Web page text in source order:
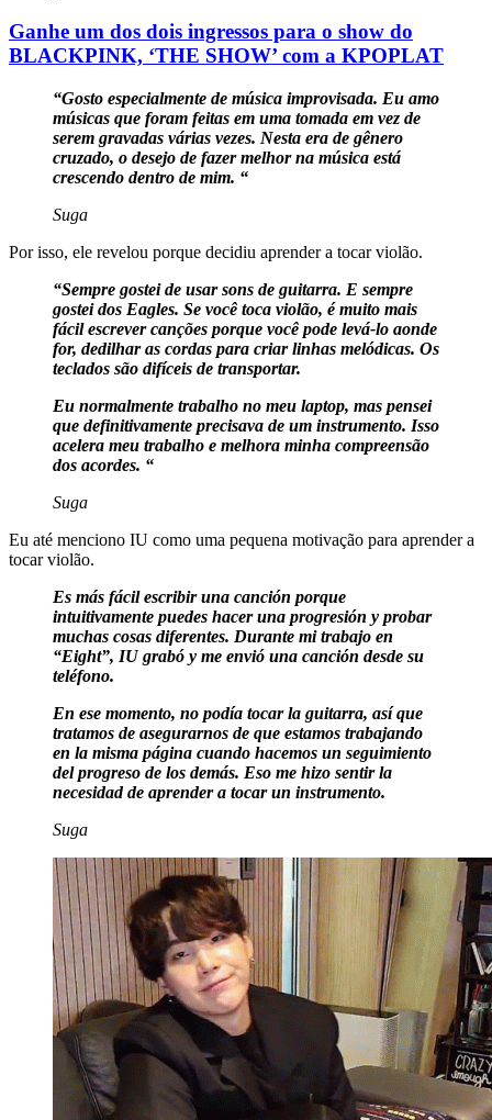
Ganhe um dos dois ingressos para o show do
BLACKPINK, ‘THE SHOW’ com a KPOPLAT
“Gosto especialmente de música improvisada. Eu amo
músicas que foram feitas em uma tomada em vez de
serem gravadas várias vezes. Nesta era de gênero
cruzado, o desejo de fazer melhor na música está
crescendo dentro de mim. “
Suga
Por isso, ele revelou porque decidiu aprender a tocar violão.
“Sempre gostei de usar sons de guitarra. E sempre
gostei dos Eagles. Se você toca violão, é muito mais
fácil escrever canções porque você pode levá-lo aonde
for, dedilhar as cordas para criar linhas melódicas. Os
teclados são difíceis de transportar.
Eu normalmente trabalho no meu laptop, mas pensei
que definitivamente precisava de um instrumento. Isso
acelera meu trabalho e melhora minha compreensão
dos acordes. “
Suga
Eu até menciono IU como uma pequena motivação para aprender a
tocar violão.
Es más fácil escribir una canción porque
intuitivamente puedes hacer una progresión y probar
muchas cosas diferentes. Durante mi trabajo en
“Eight”, IU grabó y me envió una canción desde su
teléfono.
En ese momento, no podía tocar la guitarra, así que
tratamos de asegurarnos de que estamos trabajando
en la misma página cuando hacemos un seguimiento
del progreso de los demás. Eso me hizo sentir la
necesidad de aprender a tocar un instrumento.
Suga